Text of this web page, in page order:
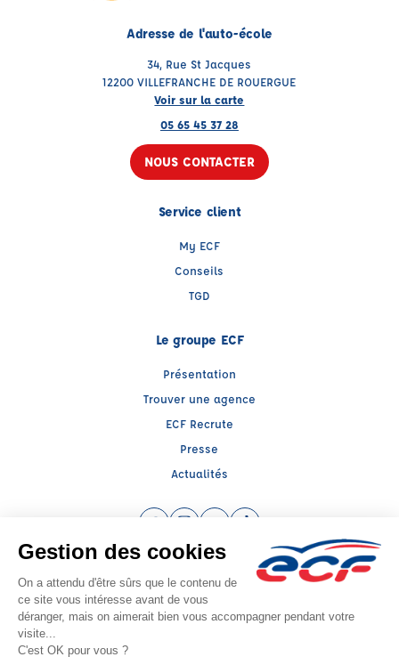
Adresse de l'auto-école
34, Rue St Jacques
12200 VILLEFRANCHE DE ROUERGUE
Voir sur la carte
05 65 45 37 28
NOUS CONTACTER
Service client
My ECF
Conseils
TGD
Le groupe ECF
Présentation
Trouver une agence
ECF Recrute
Presse
Actualités
Facebook (nouvelle fenêtre)
Instagram (nouvelle fenêtre)
YouTube (nouvelle fenêtre)
TikTok (nouvelle fenêtre)
Raison sociale : FORMATION TRASNPORT ET GESTION DES RISQU - Capital
social: 2000€
SIREN: 829922368 - Numéro de TVA intracommunautaire:
Agrément n°E2401200070